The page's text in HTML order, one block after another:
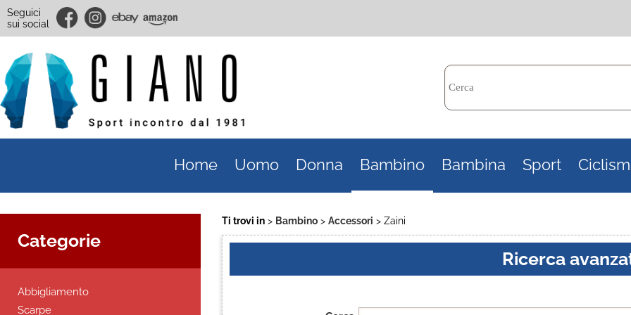
Seguici
sui social
il
Home Uomo Donna Bambino Bambina Sport
Categorie
Abbigliamento
Scarpe
Ti trovi in Bambino Accessori Zaini
Ricerca